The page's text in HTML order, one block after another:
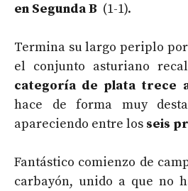
en Segunda B (1-1).
Termina su largo periplo
el conjunto asturiano
categoría de plata trece
hace de forma muy
apareciendo entre los seis
Fantástico comienzo de
carbayón, unido a que no